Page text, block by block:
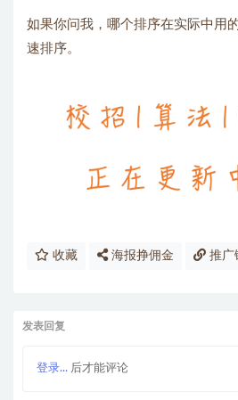
如果你问我，哪个排序在实际中用
速排序。
收藏 海报挣佣金 推广
发表回复
登录... 后才能评论